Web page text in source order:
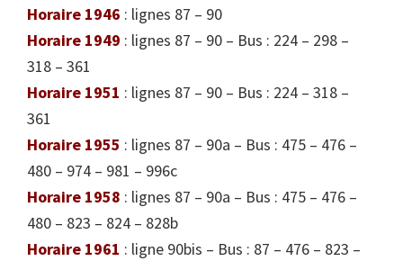
Horaire 1946 : lignes 87 – 90
Horaire 1949 : lignes 87 – 90 – Bus : 224 – 298 –
318 – 361
Horaire 1951 : lignes 87 – 90 – Bus : 224 – 318 –
361
Horaire 1955 : lignes 87 – 90a – Bus : 475 – 476 –
480 – 974 – 981 – 996c
Horaire 1958 : lignes 87 – 90a – Bus : 475 – 476 –
480 – 823 – 824 – 828b
Horaire 1961 : ligne 90bis – Bus : 87 – 476 – 823 –